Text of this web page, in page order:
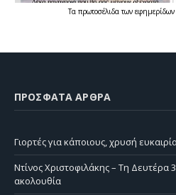
Τα πρωτοσέλιδατων εφημερίδων
ΠΡΌΣΦΑΤΑ ΆΡΘΡΑ
Γιορτές για κάποιους, χρυσή
Ντίνος Χριστοφιλάκης – Τη Δευτέρα
ακολουθία